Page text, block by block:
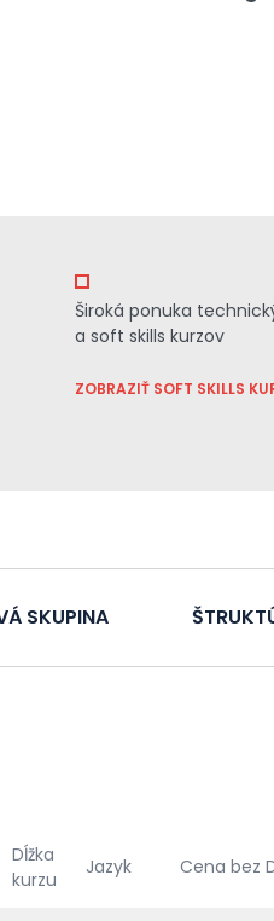
Široká ponuka
a soft skills kurzov
ZOBRAZIŤ SOFT SKILLS
SKUPINA
Dĺžka
kurzu
Jazyk Cena bez